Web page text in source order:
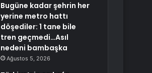
Bugüne kadar şehrin her
yerine metro hattı
döşediler: 1 tane bile
tren geçmedi…Asıl
nedeni bambaşka
Ağustos 5, 2026